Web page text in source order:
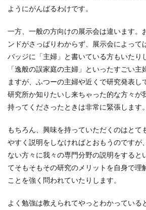
ようにがんばるわけです。
一方、一般の方向けの展示会は違います。
ンドがさっぱりわからず、展示会によって
バッジに「主婦」と書いている方もいたり
「逸般の誤家庭の主婦」といったすごい
ますが、ふつーの主婦や近くで研究発表し
研究所か知りたいし来ちゃった的な方々が
持ってくださったときは非常に緊張します。
もちろん、興味を持っていただくのはとて
やすく説明をしなければとおもうのですが
ない方々に我々の専門分野の説明をすると
てそもそもその研究のメリットを自身で理
ことを強く問われていたりします。
よく勉強は教えられてやっとわかっている